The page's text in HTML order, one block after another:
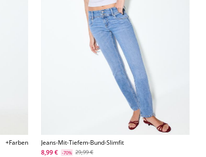
+Farben
Jeans-Mit-Tiefem-Bund-Slimfit
8,99 €
-70% 29,99 €